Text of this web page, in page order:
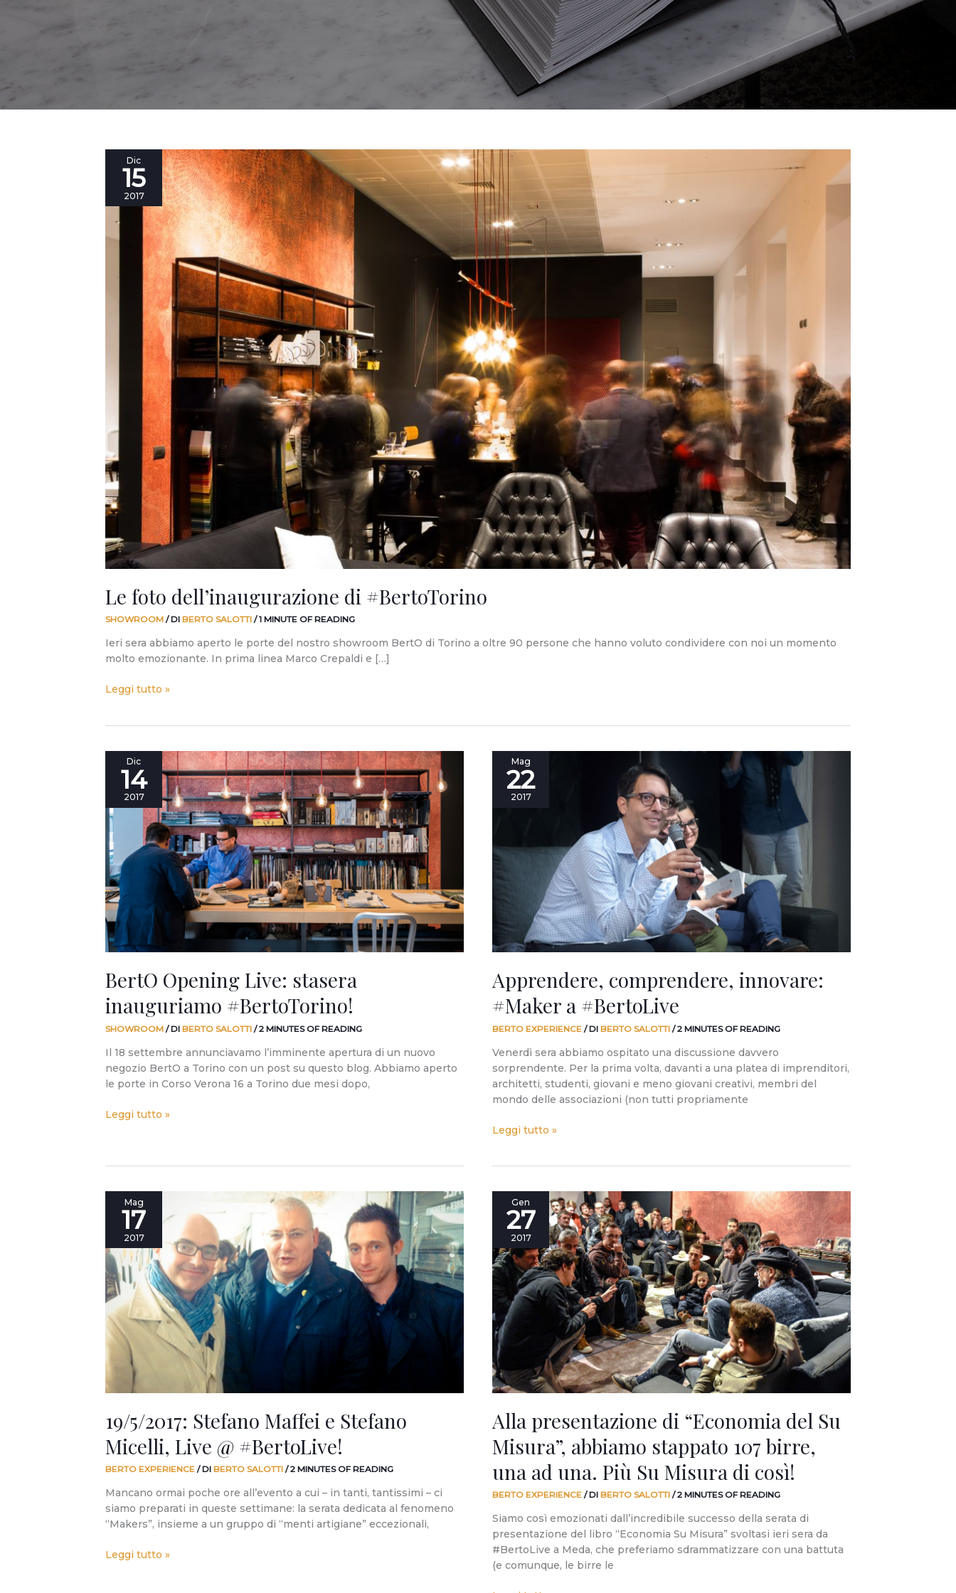
Dic
15
2017
Le foto dell’inaugurazione di #BertoTorino
SHOWROOM / DI BERTO SALOTTI /1 MINUTE OF READING
Ieri sera abbiamo aperto le porte del nostro showroom BertO di Torino a oltre 90 persone che hanno voluto condividere con noi un momento
molto emozionante. In prima linea Marco Crepaldi e […]
foto
dell’inaugurazione
di
#BertoTorino
Leggi tutto »
Dic
14
2017
BertO Opening Live: stasera
inauguriamo #BertoTorino!
SHOWROOM / DI BERTO SALOTTI /2 MINUTES OF READING
Il 18 settembre annunciavamo l’imminente apertura di un nuovo
negozio BertO a Torino con un post su questo blog. Abbiamo aperto
le porte in Corso Verona 16 a Torino due mesi dopo,
BertO
Opening
Live:
inauguriamo
#BertoTorino!
Leggi tutto »
Mag
22
2017
Apprendere, comprendere, innovare:
#Maker a #BertoLive
BERTO EXPERIENCE / DI BERTO SALOTTI /2 MINUTES OF READING
Venerdì sera abbiamo ospitato una discussione davvero
sorprendente. Per la prima volta, davanti a una platea di imprenditori,
architetti, studenti, giovani e meno giovani creativi, membri del
mondo delle associazioni (non tutti propriamente
Apprendere,
comprendere,
innovare:
Leggi tutto »
Mag
17
2017
19/5/2017: Stefano Maffei e Stefano
Micelli, Live @ #BertoLive!
BERTO EXPERIENCE / DI BERTO SALOTTI /2 MINUTES OF READING
Mancano ormai poche ore all’evento a cui – in tanti, tantissimi – ci
siamo preparati in queste settimane: la serata dedicata al fenomeno
“Makers”, insieme a un gruppo di “menti artigiane” eccezionali,
19/5/2017:
Stefano
Maffei
e
Stefano
Micelli,
Live
@
#BertoLive!
Leggi tutto »
Gen
27
2017
Alla presentazione di “Economia del Su
Misura”, abbiamo stappato 107 birre,
una ad una. Più Su Misura di così!
BERTO EXPERIENCE / DI BERTO SALOTTI /2 MINUTES OF READING
Siamo così emozionati dall’incredibile successo della serata di
presentazione del libro “Economia Su Misura” svoltasi ieri sera da
#BertoLive a Meda, che preferiamo sdrammatizzare con una battuta
(e comunque, le birre le
presentazione
“Economia
del
Su
Misura”,
abbiamo
stappato
107
birre,
una
ad
Più
Su
Misura
così!